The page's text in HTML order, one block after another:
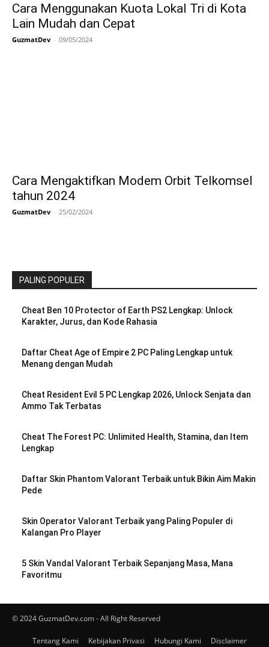
Cara Menggunakan Kuota Lokal Tri di Kota
Lain Mudah dan Cepat
GuzmatDev - 09/05/2024
Cara Mengaktifkan Modem Orbit Telkomsel
tahun 2024
GuzmatDev - 25/02/2024
PALING POPULER
Cheat Ben 10 Protector of Earth PS2 Lengkap: Unlock
Karakter, Jurus, dan Kode Rahasia
Daftar Cheat Age of Empire 2 PC Paling Lengkap untuk
Menang dengan Mudah
Cheat Resident Evil 5 PC Lengkap 2026, Unlock Senjata dan
Ammo Tak Terbatas
Cheat The Forest PC: Unlimited Health, Stamina, dan Item
Lengkap
Daftar Skin Phantom Valorant Terbaik untuk Bikin Aim Makin
Pede
Skin Operator Valorant Terbaik yang Paling Populer di
Kalangan Pro Player
5 Skin Vandal Valorant Terbaik Sepanjang Masa, Mana
Favoritmu
© 2024 GuzmatDev.com - All Right Reserved
Tentang Kami Kebijakan Privasi Hubungi Kami Disclaimer